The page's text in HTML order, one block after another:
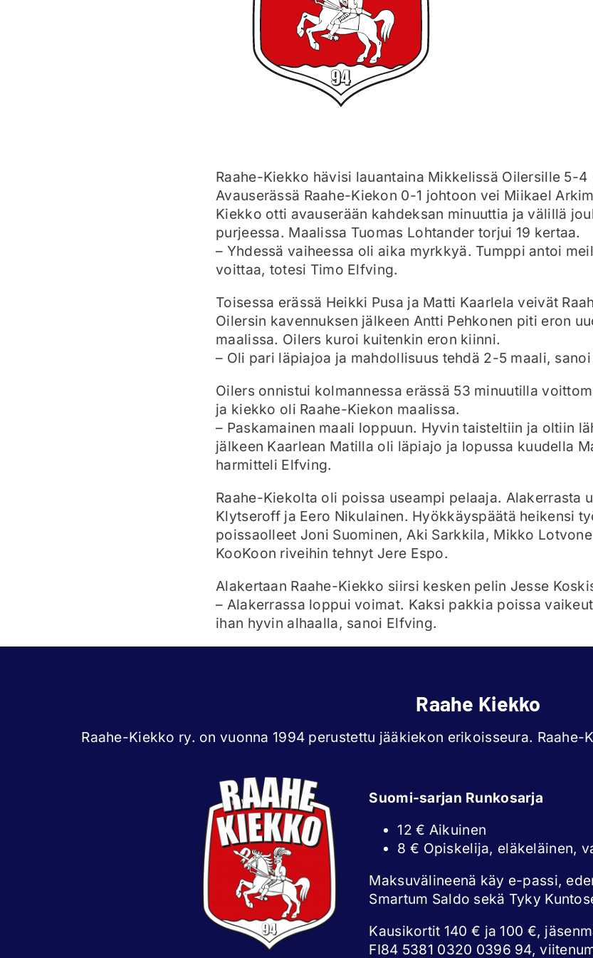
Raahe-Kiekko hävisi lauantaina Mikkelissä Oilersille 5-4
Avauserässä Raahe-Kiekon 0-1 johtoon vei Miikael
Kiekko otti avauserään kahdeksan minuuttia ja välillä
purjeessa. Maalissa Tuomas Lohtander torjui 19 kertaa.
– Yhdessä vaiheessa oli aika myrkkyä. Tumppi antoi
voittaa, totesi Timo Elfving.
Toisessa erässä Heikki Pusa ja Matti Kaarlela veivät
Oilersin kavennuksen jälkeen Antti Pehkonen piti eron
maalissa. Oilers kuroi kuitenkin eron kiinni.
– Oli pari läpiajoa ja mahdollisuus tehdä 2-5 maali,
Oilers onnistui kolmannessa erässä 53 minuutilla
ja kiekko oli Raahe-Kiekon maalissa.
– Paskamainen maali loppuun. Hyvin taisteltiin ja oltiin
jälkeen Kaarlean Matilla oli läpiajo ja lopussa kuudella
harmitteli Elfving.
Raahe-Kiekolta oli poissa useampi pelaaja. Alakerrasta
Klytseroff ja Eero Nikulainen. Hyökkäyspäätä heikensi
poissaolleet Joni Suominen, Aki Sarkkila, Mikko
KooKoon riveihin tehnyt Jere Espo.
Alakertaan Raahe-Kiekko siirsi kesken pelin Jesse
– Alakerrassa loppui voimat. Kaksi pakkia poissa
ihan hyvin alhaalla, sanoi Elfving.
Raahe Kiekko
Raahe-Kiekko ry. on vuonna 1994 perustettu jääkiekon erikoisseura.
Suomi-sarjan Runkosarja
12 € Aikuinen
8 € Opiskelija, eläkeläinen,
Maksuvälineenä käy e-passi,
Smartum Saldo sekä Tyky
Kausikortit 140 € ja 100 €,
FI84 5381 0320 0396 94,